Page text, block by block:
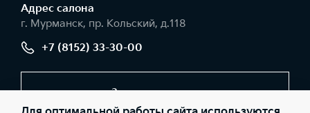
Адрес салонa
г. Мурманск, пр. Кольский, д.118
+7 (8152) 33-30-00
Заказать звонок